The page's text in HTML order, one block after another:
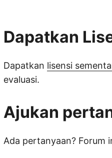
Dapatkan
Dapatkan lisensi
evaluasi.
Ajukan
Ada pertanyaan? Forum